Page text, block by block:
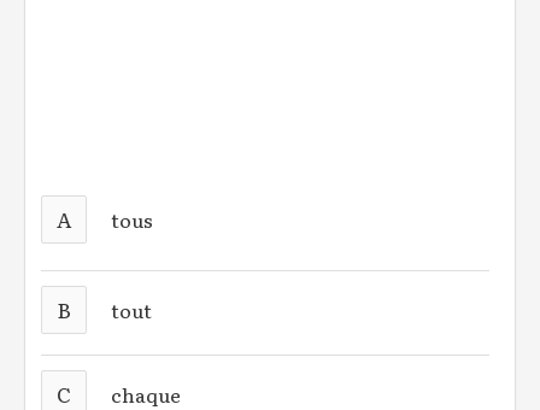
A tous
B tout
C chaque